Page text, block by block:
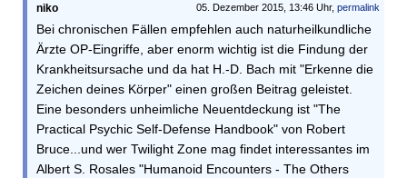
05. Dezember 2015, 13:46 Uhr, permalink
niko
Bei chronischen Fällen empfehlen auch naturheilkundliche
Ärzte OP-Eingriffe, aber enorm wichtig ist die Findung der
Krankheitsursache und da hat H.-D. Bach mit "Erkenne die
Zeichen deines Körper" einen großen Beitrag geleistet.
Eine besonders unheimliche Neuentdeckung ist "The
Practical Psychic Self-Defense Handbook" von Robert
Bruce...und wer Twilight Zone mag findet interessantes im
Albert S. Rosales "Humanoid Encounters - The Others